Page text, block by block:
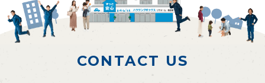
CONTACT US